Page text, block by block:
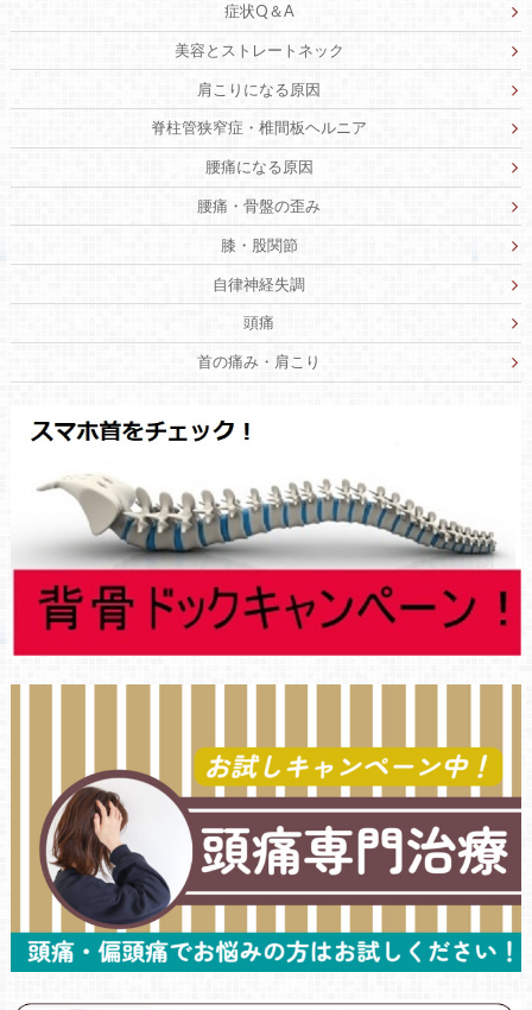
症状Q＆A
美容とストレートネック
肩こりになる原因
脊柱管狭窄症・椎間板ヘルニア
腰痛になる原因
腰痛・骨盤の歪み
膝・股関節
自律神経失調
頭痛
首の痛み・肩こり